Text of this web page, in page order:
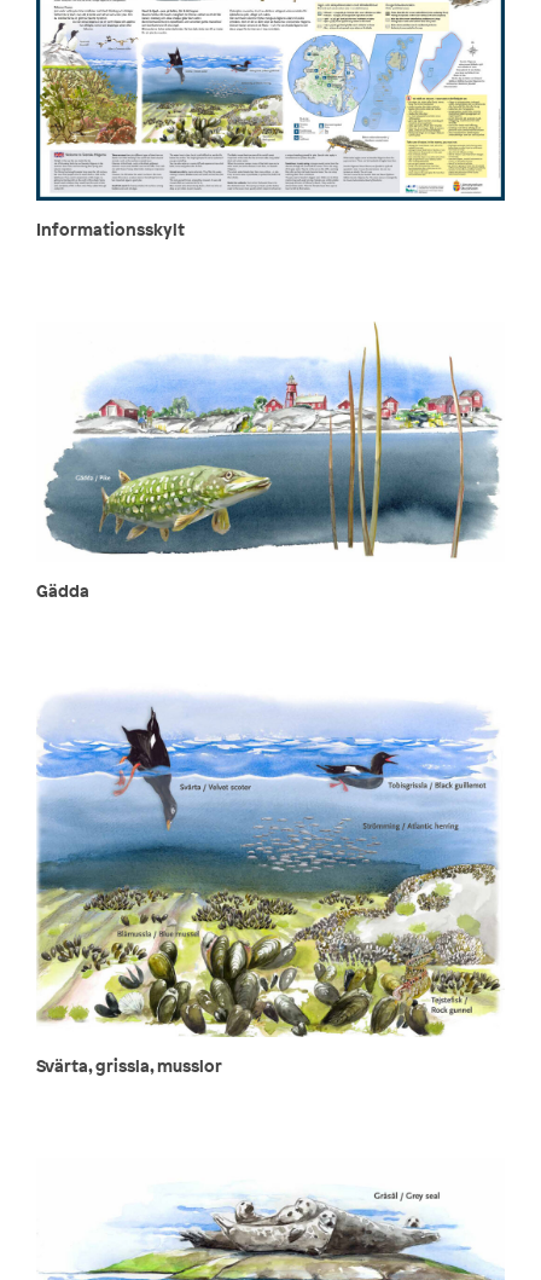
Informationsskylt
Gädda
Svärta, grissla, musslor